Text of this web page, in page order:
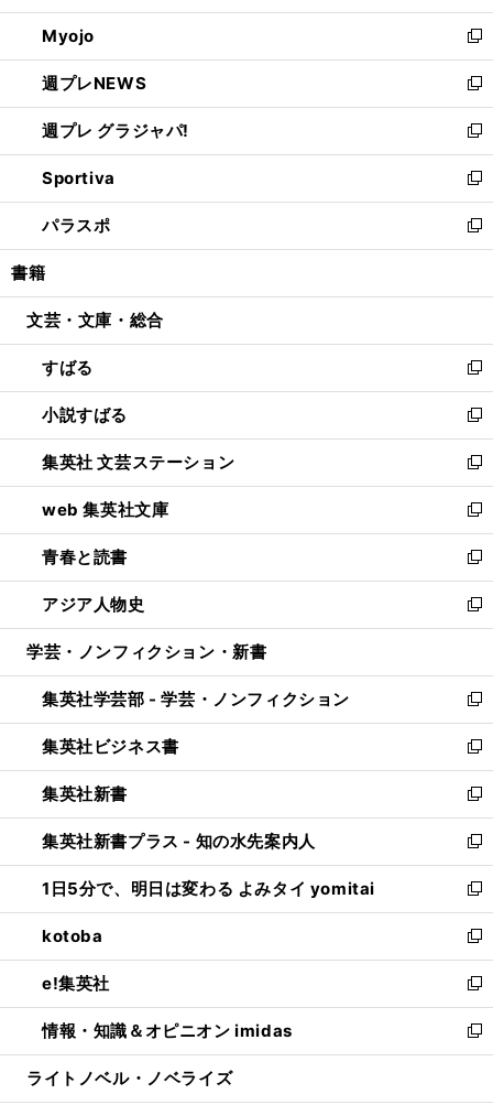
開
く
ウ
で
開
く
ン
ド
ウ
で
開
く
ウ
ィ
ン
ド
ウ
で
開
く
Myojo
新
し
い
ウ
ィ
ン
ド
ウ
で
開
週プレNEWS
新
し
い
ウ
ィ
ン
ド
ウ
開
週プレ グラジャパ!
新
し
い
ウ
ィ
ン
ウ
開
く
Sportiva
新
し
い
ウ
ン
ウ
で
開
く
パラスポ
新
し
ウ
ン
ド
ウ
で
開
く
書籍
文芸・文庫・総合
すばる
新
し
い
ウ
ィ
ン
ド
ウ
で
開
く
小説すばる
新
し
い
ウ
ィ
ン
ド
ウ
で
開
集英社 文芸ステーション
新
し
い
ウ
ィ
ン
ド
ウ
開
く
web 集英社文庫
新
し
い
ウ
ィ
ン
ウ
で
開
く
青春と読書
新
し
い
ウ
ン
ド
ウ
で
開
く
アジア人物史
新
し
ウ
ィ
ン
ド
ウ
で
開
く
学芸・ノンフィクション・新書
集英社学芸部 - 学芸・ノンフィクション
新
し
い
ウ
ィ
ン
ド
ウ
で
開
く
集英社ビジネス書
新
し
い
ウ
ィ
ン
ド
ウ
で
開
く
集英社新書
新
し
い
ウ
ィ
ン
ド
ウ
で
開
く
集英社新書プラス - 知の水先案内人
新
し
い
ウ
ィ
ン
ド
ウ
で
開
1日5分で、明日は変わる よみタイ yomitai
新
し
い
ウ
ィ
ン
ド
ウ
kotoba
新
し
い
ウ
ィ
ン
e!集英社
新
し
い
ウ
情報・知識＆オピニオン imidas
新
し
ライトノベル・ノベライズ